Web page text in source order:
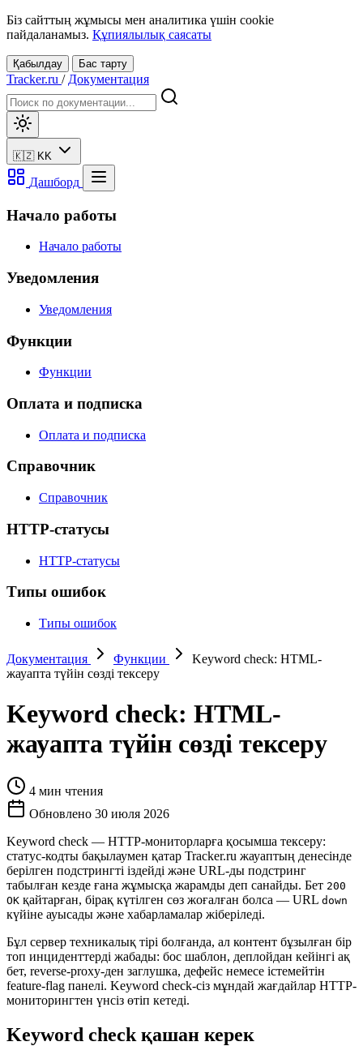
Біз сайттың жұмысы мен аналитика үшін cookie
пайдаланамыз. Құпиялылық саясаты
Қабылдау Бас тарту
Tracker.ru / Документация
🇰🇿 KK
Дашборд
Начало работы
Начало работы
Уведомления
Уведомления
Функции
Функции
Оплата и подписка
Оплата и подписка
Справочник
Справочник
HTTP-статусы
HTTP-статусы
Типы ошибок
Типы ошибок
Документация Функции
Keyword check: HTML-
жауапта түйін сөзді тексеру
Keyword check: HTML-
жауапта түйін сөзді тексеру
4 мин чтения
Обновлено 30 июля 2026
Keyword check — HTTP-мониторларға қосымша тексеру:
статус-кодты бақылаумен қатар Tracker.ru жауаптың денесінде
берілген подстрингті іздейді және URL-ды подстринг
табылған кезде ғана жұмысқа жарамды деп санайды. Бет 200
OK қайтарған, бірақ күтілген сөз жоғалған болса — URL down
күйіне ауысады және хабарламалар жіберіледі.
Бұл сервер техникалық тірі болғанда, ал контент бұзылған бір
топ инциденттерді жабады: бос шаблон, деплойдан кейінгі ақ
бет, reverse-proxy-ден заглушка, дефейс немесе істемейтін
feature-flag панелі. Keyword check-сіз мұндай жағдайлар HTTP-
мониторингтен үнсіз өтіп кетеді.
Keyword check қашан керек